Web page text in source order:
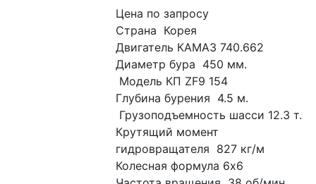
Цена по запросу
Страна  Корея
Двигатель КАМАЗ 740.662
Диаметр бура  450 мм.
Модель КП ZF9 154
Глубина бурения  4.5 м.
Грузоподъемность шасси 12.3 т.
Крутящий момент
гидровращателя  827 кг/м
Колесная формула 6х6